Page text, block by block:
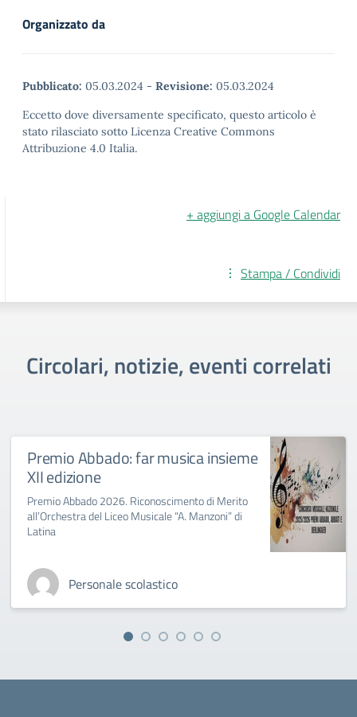
Organizzato da
Pubblicato: 05.03.2024 - Revisione: 05.03.2024
Eccetto dove diversamente specificato, questo articolo è
stato rilasciato sotto Licenza Creative Commons
Attribuzione 4.0 Italia.
+ aggiungi a Google Calendar
Stampa / Condividi
Circolari, notizie, eventi correlati
Premio Abbado: far musica insieme
XII edizione
Premio Abbado 2026. Riconoscimento di Merito
all’Orchestra del Liceo Musicale “A. Manzoni” di
Latina
Personale scolastico